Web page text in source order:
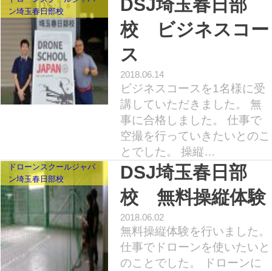
ン埼玉春日部校
DSJ埼玉春日部
校 ビジネスコー
ス
2018.06.14
ビジネスコースを1名様に受
講していただきました。 無
事に合格しました。 仕事で
空撮を行っていきたいとのこ
とでした。 操縦…
ドローンスクールジャパ
ン埼玉春日部校
DSJ埼玉春日部
校 無料操縦体験
2018.06.02
無料操縦体験を行いました。
仕事でドローンを使いたいと
のことでした。 ドローンに